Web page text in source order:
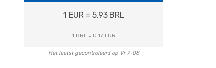
1 EUR = 5.93 BRL
1 BRL = 0.17 EUR
Het laatst gecontroleerd op Vr 7-08